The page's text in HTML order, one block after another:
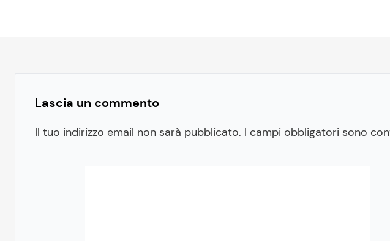
Lascia un commento
Il tuo indirizzo email non sarà pubblicato. I campi obbligatori sono